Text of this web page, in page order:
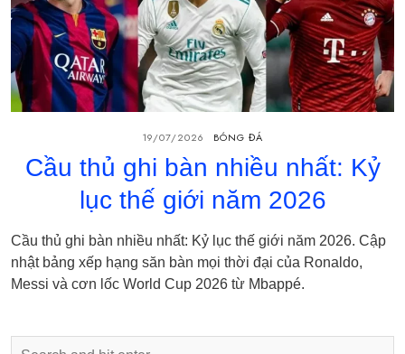
19/07/2026 BÓNG ĐÁ
Cầu thủ ghi bàn nhiều nhất: Kỷ
lục thế giới năm 2026
Cầu thủ ghi bàn nhiều nhất: Kỷ lục thế giới năm 2026. Cập
nhật bảng xếp hạng săn bàn mọi thời đại của Ronaldo,
Messi và cơn lốc World Cup 2026 từ Mbappé.